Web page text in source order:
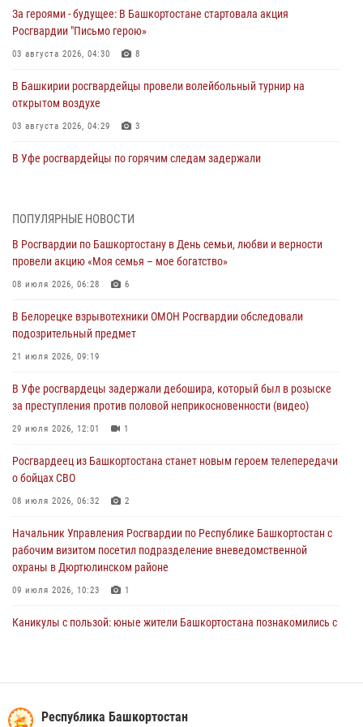
За героями - будущее: В Башкортостане стартовала акция
Росгвардии "Письмо герою»
03 августа 2026, 04:30 8
В Башкирии росгвардейцы провели волейбольный турнир на
открытом воздухе
03 августа 2026, 04:29 3
В Уфе росгвардейцы по горячим следам задержали
Башкортостана ответил на вопросы граждан
30 июля 2026, 12:54
за преступления против половой неприкосновенности (видео)
29 июля 2026, 12:01
Башкортостана проведет прямую линию
29 июля 2026, 10:52
Росгвардию
29 июля 2026, 04:15
ПОПУЛЯРНЫЕ НОВОСТИ
В Росгвардии по Башкортостану в День семьи, любви и верности
провели акцию «Моя семья – мое богатство»
08 июля 2026, 06:28 6
В Белорецке взрывотехники ОМОН Росгвардии обследовали
подозрительный предмет
21 июля 2026, 09:19
В Уфе росгвардецы задержали дебошира, который был в розыске
за преступления против половой неприкосновенности (видео)
29 июля 2026, 12:01 1
Росгвардеец из Башкортостана станет новым героем телепередачи
о бойцах СВО
08 июля 2026, 06:32 2
Начальник Управления Росгвардии по Республике Башкортостан с
рабочим визитом посетил подразделение вневедомственной
охраны в Дюртюлинском районе
09 июля 2026, 10:23 1
Каникулы с пользой: юные жители Башкортостана познакомились с
угрожавшего ножом продавцу магазина
Республика Башкортостан